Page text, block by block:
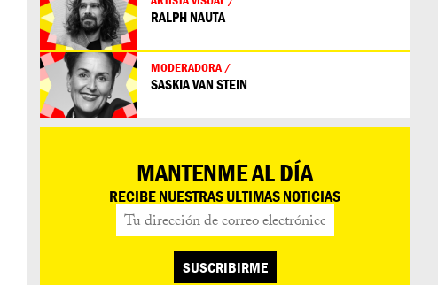
RALPH NAUTA
MODERADORA /
SASKIA VAN STEIN
MANTENME AL DÍA
RECIBE NUESTRAS ULTIMAS NOTICIAS